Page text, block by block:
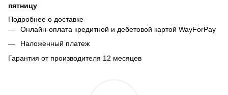
пятницу
Подробнее о доставке
Онлайн-оплата кредитной и дебетовой картой WayForPay
Наложенный платеж
Гарантия от производителя 12 месяцев